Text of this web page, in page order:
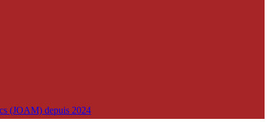
(JOAM) depuis 2024